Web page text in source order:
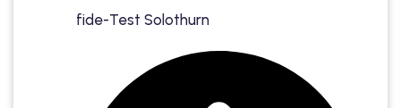
fide-Test Solothurn